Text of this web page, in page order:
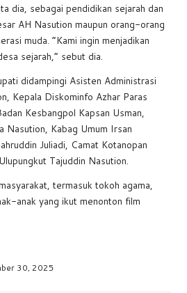
dia, sebagai pendidikan sejarah dan
AH Nasution maupun orang-orang
muda. “Kami ingin menjadikan
sejarah,” sebut dia.
didampingi Asisten Administrasi
Kepala Diskominfo Azhar Paras
Kesbangpol Kapsan Usman,
Nasution, Kabag Umum Irsan
Juliadi, Camat Kotanopan
Tajuddin Nasution.
termasuk tokoh agama,
anak yang ikut menonton film
30, 2025